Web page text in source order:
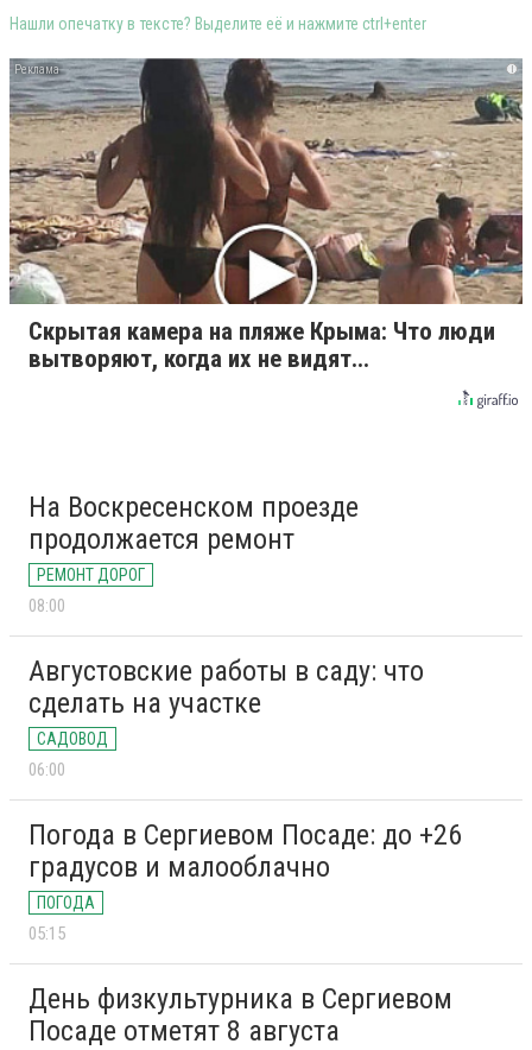
Нашли опечатку в тексте? Выделите её и нажмите ctrl+enter
i
Скрытая камера на пляже Крыма: Что люди
вытворяют, когда их не видят...
На Воскресенском проезде
продолжается ремонт
РЕМОНТ ДОРОГ
08:00
Августовские работы в саду: что
сделать на участке
САДОВОД
06:00
Погода в Сергиевом Посаде: до +26
градусов и малооблачно
ПОГОДА
05:15
День физкультурника в Сергиевом
Посаде отметят 8 августа